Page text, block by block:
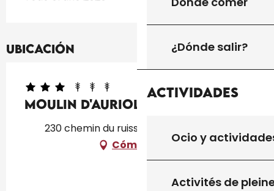
¿Dónde salir?
Actividades
Ocio y
Activités de
Ubicación
Moulin D'Auriol
230 chemin du ruisseau, 46310 Peyrilles
Cómo llegar